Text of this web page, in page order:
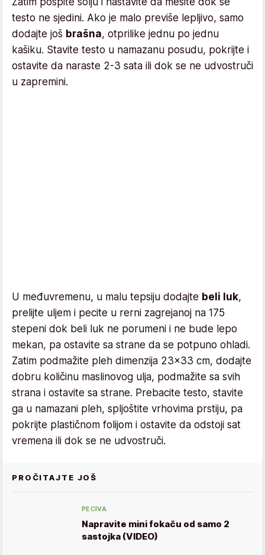
testo ne sjedini. Ako je malo previše lepljivo, samo
dodajte još brašna, otprilike jednu po jednu
kašiku. Stavite testo u namazanu posudu, pokrijte i
ostavite da naraste 2-3 sata ili dok se ne udvostruči
u zapremini.
U međuvremenu, u malu tepsiju dodajte beli luk,
prelijte uljem i pecite u rerni zagrejanoj na 175
stepeni dok beli luk ne porumeni i ne bude lepo
mekan, pa ostavite sa strane da se potpuno ohladi.
Zatim podmažite pleh dimenzija 23x33 cm, dodajte
dobru količinu maslinovog ulja, podmažite sa svih
strana i ostavite sa strane. Prebacite testo, stavite
ga u namazani pleh, spljoštite vrhovima prstiju, pa
pokrijte plastičnom folijom i ostavite da odstoji sat
vremena ili dok se ne udvostruči.
PROČITAJTE JOŠ
PECIVA
Napravite mini fokaču od samo 2
sastojka (VIDEO)